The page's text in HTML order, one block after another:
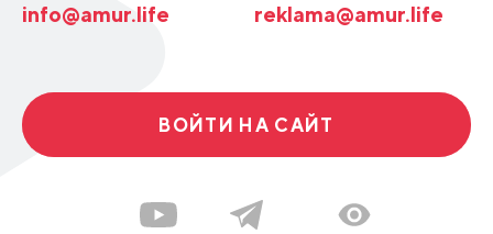
info@amur.life reklama@amur.life
ВОЙТИ НА САЙТ